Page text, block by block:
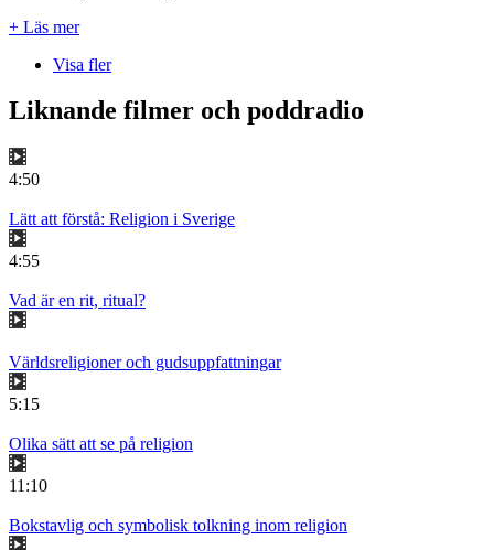
+ Läs mer
Visa fler
Liknande filmer och poddradio
4:50
Lätt att förstå: Religion i Sverige
4:55
Vad är en rit, ritual?
Världsreligioner och gudsuppfattningar
5:15
Olika sätt att se på religion
11:10
Bokstavlig och symbolisk tolkning inom religion